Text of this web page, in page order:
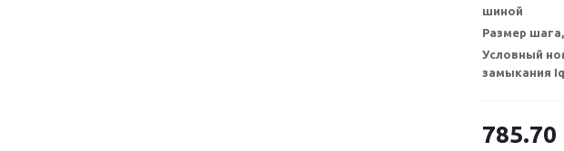
шиной
Размер
Условный
замыкания
785.70